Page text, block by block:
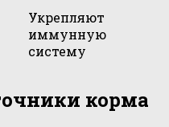
Укрепляют
иммунную
систему
корма